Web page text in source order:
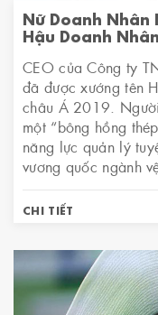
Nữ Doanh Nhân
Hậu Doanh
CEO của Công ty
đã được xướng tên
châu Á 2019.
một “bông hồng
năng lực quản lý
vương quốc ngành
CHI TIẾT